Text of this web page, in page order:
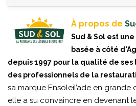
À propos de
Sud & Sol est
basée à côté
depuis 1997 pour la qualité de
des professionnels de la
sa marque Ensoleil’ade en grande
elle a su convaincre en devenant